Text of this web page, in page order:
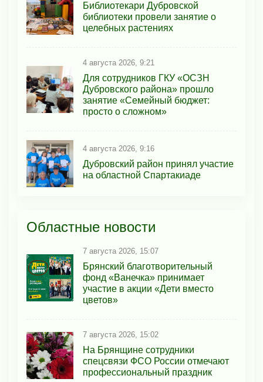
Библиотекари Дубровской
библиотеки провели занятие о
целебных растениях
4 августа 2026, 9:21
Для сотрудников ГКУ «ОСЗН
Дубровского района» прошло
занятие «Семейный бюджет:
просто о сложном»
4 августа 2026, 9:16
Дубровский район принял участие
на областной Спартакиаде
Областные новости
7 августа 2026, 15:07
Брянский благотворительный
фонд «Ванечка» принимает
участие в акции «Дети вместо
цветов»
7 августа 2026, 15:02
На Брянщине сотрудники
спецсвязи ФСО России отмечают
профессиональный праздник